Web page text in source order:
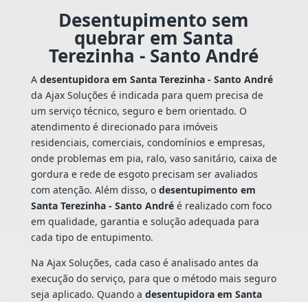
Desentupimento sem
quebrar em Santa
Terezinha - Santo André
A desentupidora em Santa Terezinha - Santo André
da Ajax Soluções é indicada para quem precisa de
um serviço técnico, seguro e bem orientado. O
atendimento é direcionado para imóveis
residenciais, comerciais, condomínios e empresas,
onde problemas em pia, ralo, vaso sanitário, caixa de
gordura e rede de esgoto precisam ser avaliados
com atenção. Além disso, o desentupimento em
Santa Terezinha - Santo Andréé realizado com foco
em qualidade, garantia e solução adequada para
cada tipo de entupimento.
Na Ajax Soluções, cada caso é analisado antes da
execução do serviço, para que o método mais seguro
seja aplicado. Quando a desentupidora em Santa